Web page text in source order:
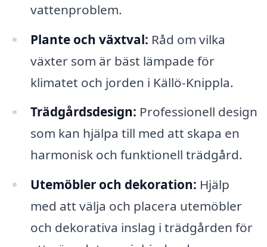
vattenproblem.
Plante och växtval: Råd om vilka
växter som är bäst lämpade för
klimatet och jorden i Källö-Knippla.
Trädgårdsdesign: Professionell design
som kan hjälpa till med att skapa en
harmonisk och funktionell trädgård.
Utemöbler och dekoration: Hjälp
med att välja och placera utemöbler
och dekorativa inslag i trädgården för